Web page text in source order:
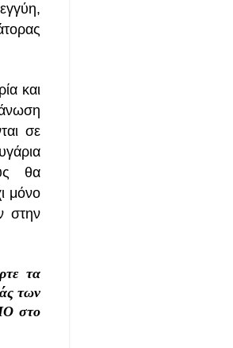
και
σε
θα
μόνο
στην
τα
των
στο